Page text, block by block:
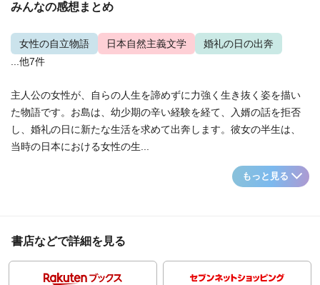
みんなの感想まとめ
女性の自立物語 日本自然主義文学
婚礼の日の出奔
...他7件
主人公の女性が、自らの人生を諦めずに力強く生き抜く姿を描い
た物語です。お島は、幼少期の辛い経験を経て、入婿の話を拒否
し、婚礼の日に新たな生活を求めて出奔します。彼女の半生は、
当時の日本における女性の生...
もっと見る
書店などで詳細を見る